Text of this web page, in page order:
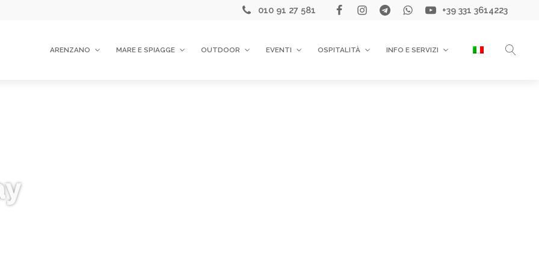
010 91 27 581 +39 331 3614223
ARENZANO MARE E SPIAGGE OUTDOOR EVENTI OSPITALITÀ INFO E SERVIZI